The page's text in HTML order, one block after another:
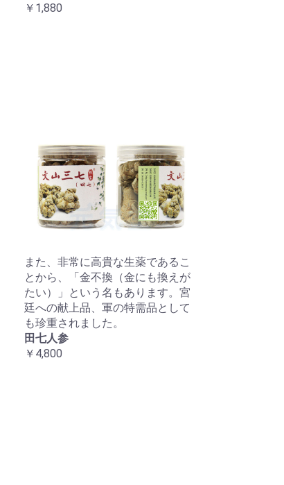
￥1,880
また、非常に高貴な生薬であるこ
とから、「金不換（金にも換えが
たい）」という名もあります。宮
廷への献上品、軍の特需品として
も珍重されました。
田七人参
￥4,800